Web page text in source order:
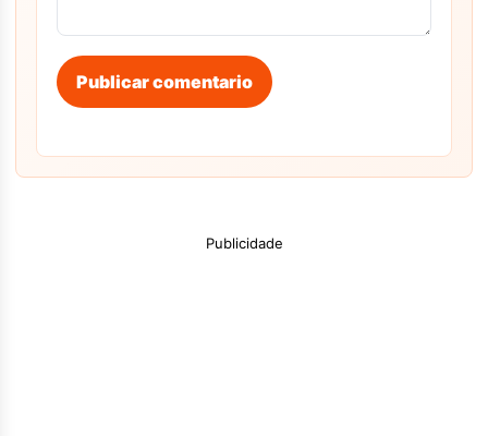
Publicar comentario
Publicidade